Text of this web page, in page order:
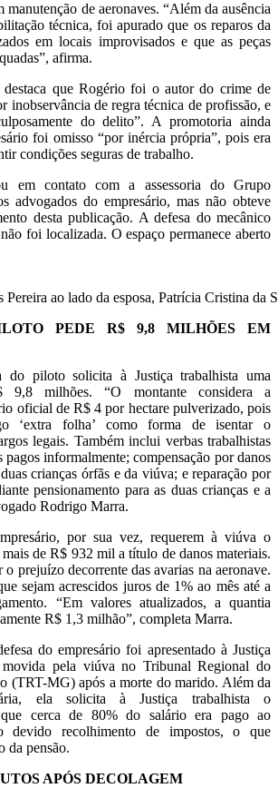
manutenção de aeronaves. “Além da ausência
técnica, foi apurado que os reparos da
em locais improvisados e que as peças
afirma.
que Rogério foi o autor do crime de
inobservância de regra técnica de profissão, e
do delito”. A promotoria ainda
foi omisso “por inércia própria”, pois era
condições seguras de trabalho.
em contato com a assessoria do Grupo
advogados do empresário, mas não obteve
desta publicação. A defesa do mecânico
foi localizada. O espaço permanece aberto
ao lado da esposa, Patrícia Cristina da
PEDE R$ 9,8 MILHÕES EM
do piloto solicita à Justiça trabalhista uma
9,8 milhões. “O montante considera a
oficial de R$ 4 por hectare pulverizado, pois
‘extra folha’ como forma de isentar o
legais. Também inclui verbas trabalhistas
pagos informalmente; compensação por danos
crianças órfãs e da viúva; e reparação por
pensionamento para as duas crianças e a
Rodrigo Marra.
por sua vez, requerem à viúva o
de R$ 932 mil a título de danos materiais.
prejuízo decorrente das avarias na aeronave.
sejam acrescidos juros de 1% ao mês até a
“Em valores atualizados, a quantia
R$ 1,3 milhão”, completa Marra.
do empresário foi apresentado à Justiça
movida pela viúva no Tribunal Regional do
(TRT-MG) após a morte do marido. Além da
ela solicita à Justiça trabalhista o
que cerca de 80% do salário era pago ao
devido recolhimento de impostos, o que
da pensão.
APÓS DECOLAGEM